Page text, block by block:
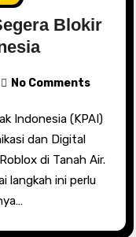
Blokir
No Comments
dan Digital
di Tanah Air.
langkah ini perlu